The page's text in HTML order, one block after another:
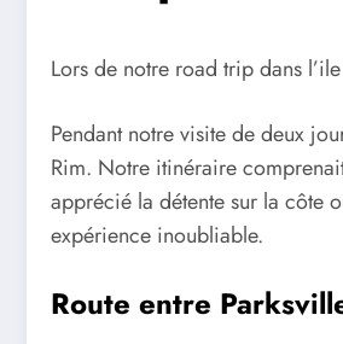
Lors de notre road trip dans
Pendant notre visite de deux
Rim. Notre itinéraire
apprécié la détente sur la côte
expérience inoubliable.
Route entre